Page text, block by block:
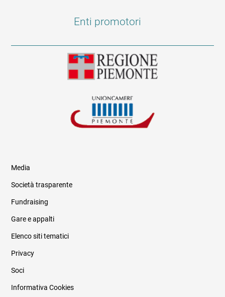
Enti promotori
Informazioni legali e trasparenza
Media
Società trasparente
Fundraising
Gare e appalti
Elenco siti tematici
Privacy
Soci
Informativa Cookies